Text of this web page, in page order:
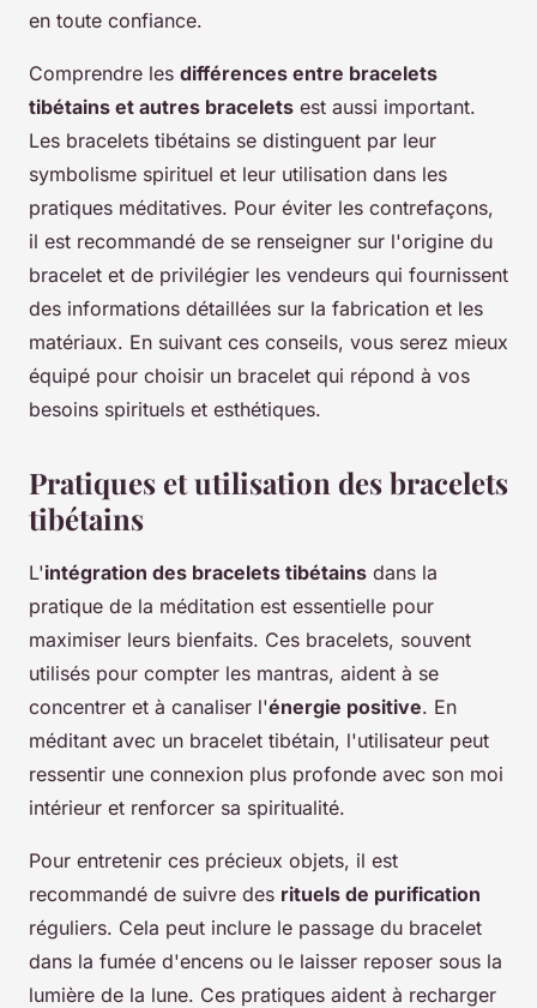
en toute confiance.
Comprendre les différences entre bracelets
tibétains et autres bracelets est aussi important.
Les bracelets tibétains se distinguent par leur
symbolisme spirituel et leur utilisation dans les
pratiques méditatives. Pour éviter les contrefaçons,
il est recommandé de se renseigner sur l'origine du
bracelet et de privilégier les vendeurs qui fournissent
des informations détaillées sur la fabrication et les
matériaux. En suivant ces conseils, vous serez mieux
équipé pour choisir un bracelet qui répond à vos
besoins spirituels et esthétiques.
Pratiques et utilisation des bracelets
tibétains
L'intégration des bracelets tibétains dans la
pratique de la méditation est essentielle pour
maximiser leurs bienfaits. Ces bracelets, souvent
utilisés pour compter les mantras, aident à se
concentrer et à canaliser l'énergie positive. En
méditant avec un bracelet tibétain, l'utilisateur peut
ressentir une connexion plus profonde avec son moi
intérieur et renforcer sa spiritualité.
Pour entretenir ces précieux objets, il est
recommandé de suivre des rituels de purification
réguliers. Cela peut inclure le passage du bracelet
dans la fumée d'encens ou le laisser reposer sous la
lumière de la lune. Ces pratiques aident à recharger